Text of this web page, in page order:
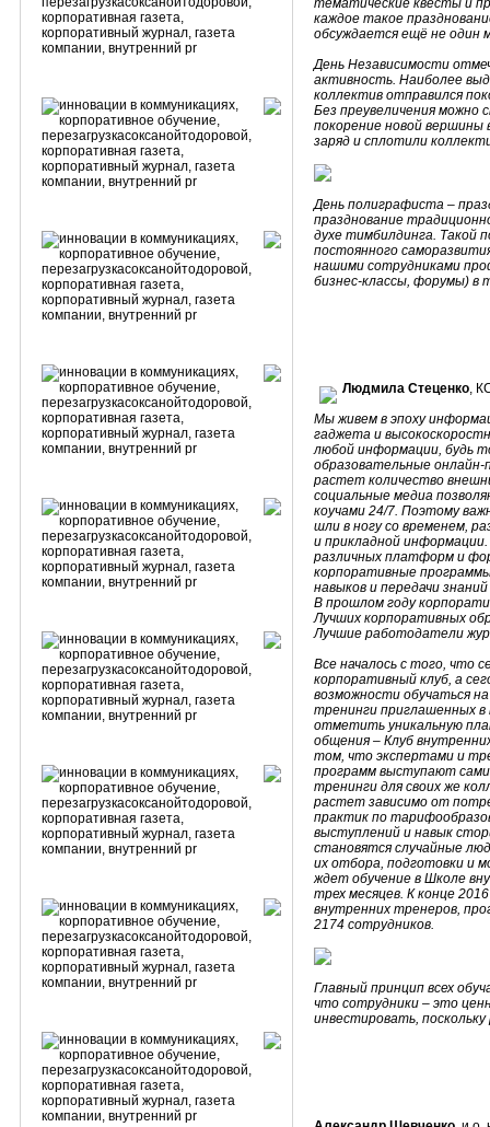
тематические квесты и
каждое такое
обсуждается ещё не один
День Независимости
активность. Наиболее
коллектив отправился
Без преувеличения можно
покорение новой вершины
заряд и сплотили
День полиграфиста –
празднование
духе тимбилдинга. Такой
постоянного
нашими сотрудниками
бизнес-классы, форумы) в
Людмила Стеценко,
Мы живем в эпоху
гаджета и
любой информации, будь
образовательные
растет количество
социальные медиа
коучами 24/7. Поэтому
шли в ногу со временем,
и прикладной
различных платформ и
корпоративные
навыков и передачи
В прошлом году
Лучших корпоративных
Лучшие работодатели
Все началось с того, что
корпоративный клуб, а
возможности обучаться
тренинги приглашенных в
отметить уникальную
общения – Клуб
том, что экспертами и
программ выступают
тренинги для своих же
растет зависимо от
практик по
выступлений и навык
становятся случайные
их отбора, подготовки и
ждет обучение в Школе
трех месяцев. К конце
внутренних тренеров,
2174 сотрудников.
Главный принцип всех
что сотрудники – это
инвестировать,